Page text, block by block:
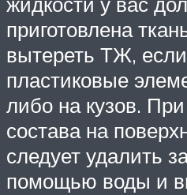
приготовлена
вытереть ТЖ,
пластиковые
либо на кузов.
состава на
следует удалить
помощью воды и